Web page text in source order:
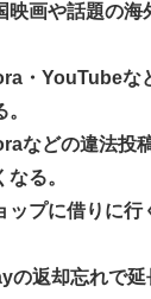
映画や話題の海
・YouTubeな
などの違法投
る。
ップに借りに
の返却忘れで